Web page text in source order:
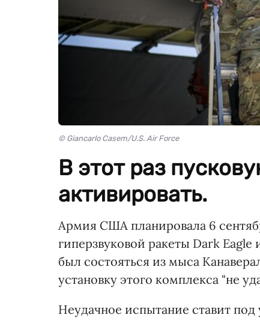
© Giancarlo Casem/U.S. Air Force
В этот раз
активировать.
Армия США планировала 6
гиперзвуковой ракеты Dark
был состояться из мыса
установку этого комплекса "не
Неудачное испытание ставит